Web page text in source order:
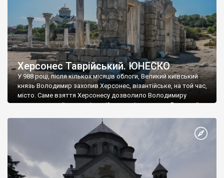
Херсонес Таврійський. ЮНЕСКО
У 988 році, після кількох місяців облоги, Великий київський
князь Володимир захопив Херсонес, візантійське, на той час,
місто. Саме взяття Херсонесу дозволило Володимиру
диктувати свої умови візантійському імператору Василю ІІ, та
Херсонесі Володимир-язичник, став Василем-християнином.
А потім було Хрещення Русі. На честь Херсонесу Таврійського